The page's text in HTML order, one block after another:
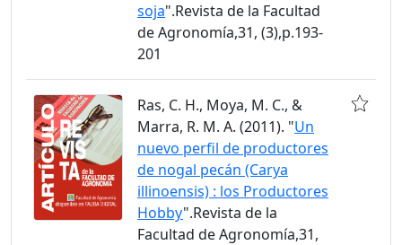
soja".Revista de la Facultad
de Agronomía,31, (3),p.193-
201
Ras, C. H., Moya, M. C., &
Marra, R. M. A. (2011). "Un
nuevo perfil de productores
de nogal pecán (Carya
illinoensis) : los Productores
Hobby".Revista de la
Facultad de Agronomía,31,